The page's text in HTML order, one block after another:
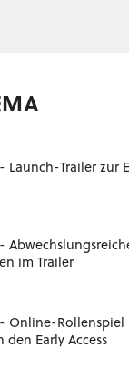
Launch-Trailer zur
im Trailer
Online-Rollenspiel
Early Access